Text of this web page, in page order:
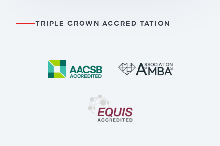
TRIPLE CROWN ACCREDITATION